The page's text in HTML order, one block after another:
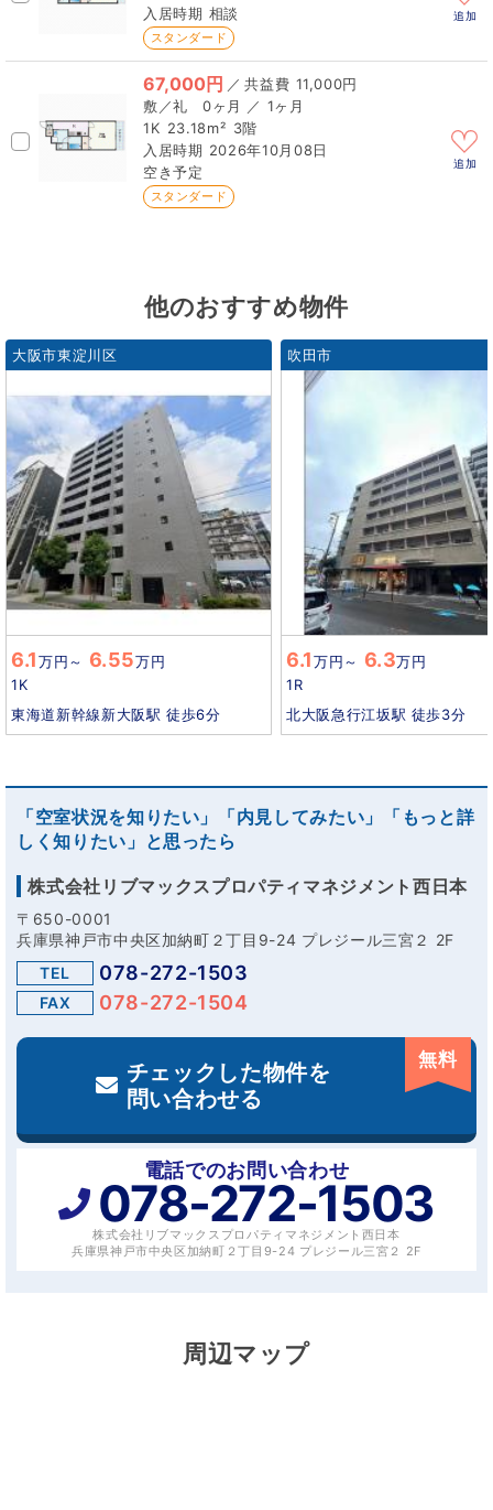
相談
スタンダード
追加
67,000円 ／
11,000円
0ヶ月 ／ 1ヶ月
1K 23.18m² 3階
2026年10月08日
空き予定
スタンダード
追加
他のおすすめ物件
大阪市東淀川区
6.1万円～ 6.55万円
1K
東海道新幹線新大阪駅 徒歩6分
吹田市
6.1万円～ 6.3万円
1R
北大阪急行江坂駅 徒歩3分
「空室状況を知りたい」「内見してみたい」「もっと詳
しく知りたい」と思ったら
株式会社リブマックスプロパティマネジメント西日本
〒650-0001
兵庫県神戸市中央区加納町２丁目9-24 プレジール三宮２ 2F
TEL
078-272-1503
FAX 078-272-1504
チェックした物件を
問い合わせる
無料
電話でのお問い合わせ
078-272-1503
株式会社リブマックスプロパティマネジメント西日本
兵庫県神戸市中央区加納町２丁目9-24 プレジール三宮２ 2F
周辺マップ